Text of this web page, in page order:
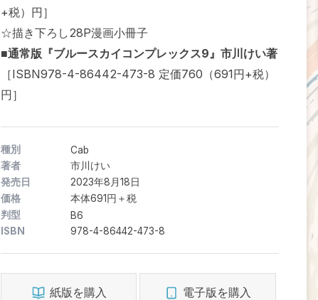
+税）円］
☆描き下ろし28P漫画小冊子
■通常版『ブルースカイコンプレックス9』市川けい著
［ISBN978-4-86442-473-8 定価760（691円+税）
円］
種別
Cab
著者
市川けい
発売日
2023年8月18日
価格
本体691円＋税
判型
B6
ISBN
978-4-86442-473-8
紙版を購入 電子版を購入